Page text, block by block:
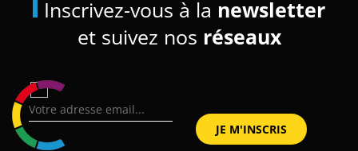
Inscrivez-vous à la newsletter
et suivez nos réseaux